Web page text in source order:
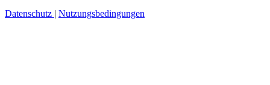
Datenschutz | Nutzungsbedingungen